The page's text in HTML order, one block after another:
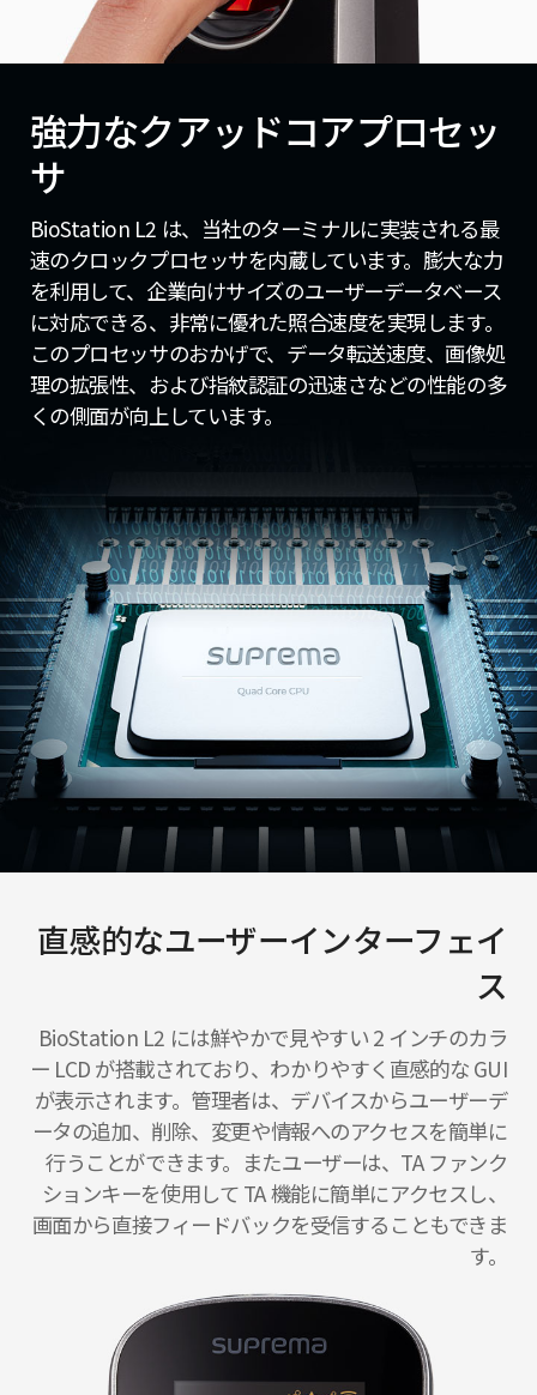
強力なクアッドコアプロセッ
サ
BioStation L2 は、当社のターミナルに実装される最
速のクロックプロセッサを内蔵しています。膨大な力
を利用して、企業向けサイズのユーザーデータベース
に対応できる、非常に優れた照合速度を実現します。
このプロセッサのおかげで、データ転送速度、画像処
理の拡張性、および指紋認証の迅速さなどの性能の多
くの側面が向上しています。
直感的なユーザーインターフェイ
ス
BioStation L2 には鮮やかで見やすい 2 インチのカラ
ー LCD が搭載されており、わかりやすく直感的な GUI
が表示されます。管理者は、デバイスからユーザーデ
ータの追加、削除、変更や情報へのアクセスを簡単に
行うことができます。またユーザーは、TA ファンク
ションキーを使用して TA 機能に簡単にアクセスし、
画面から直接フィードバックを受信することもできま
す。